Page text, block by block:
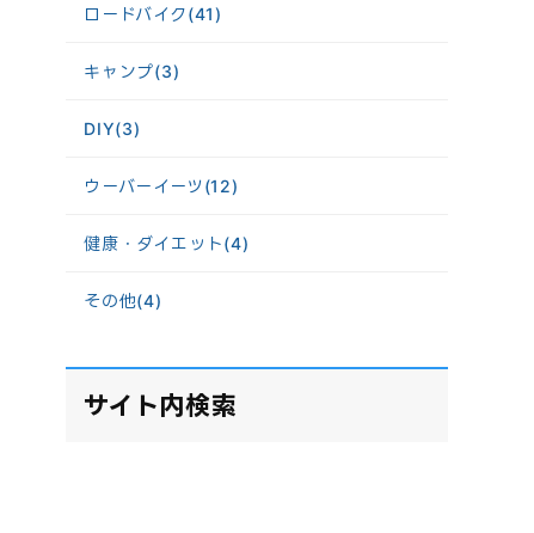
ロードバイク(41)
キャンプ(3)
DIY(3)
ウーバーイーツ(12)
健康・ダイエット(4)
その他(4)
サイト内検索